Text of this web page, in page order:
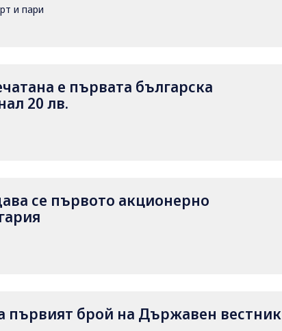
и пари
е първата българска
20 лв.
се първото акционерно
първият брой на Държавен вестник